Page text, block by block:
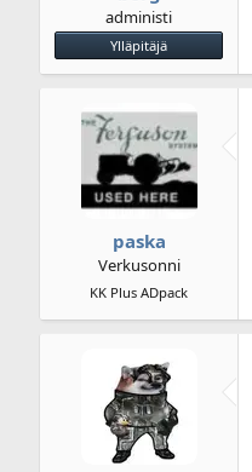
administi
Ylläpitäjä
paska
Verkusonni
KK Plus ADpack